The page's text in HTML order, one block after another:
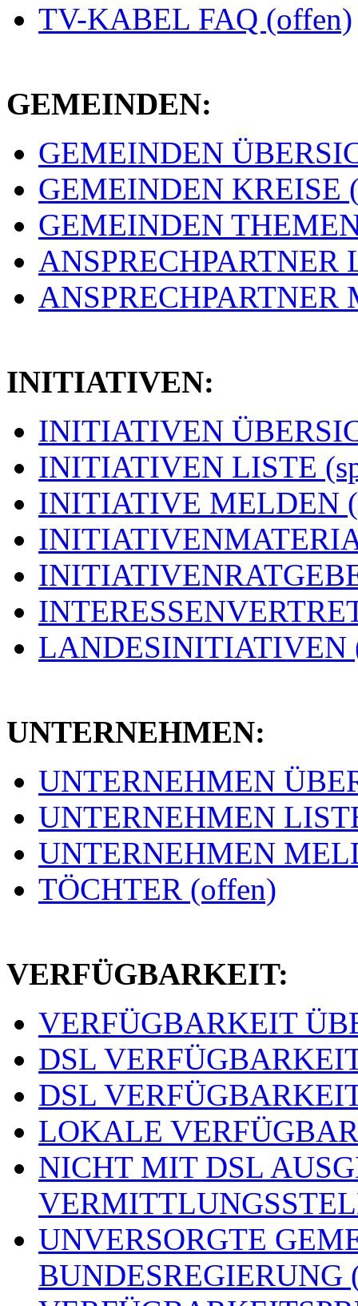
TV-KABEL FAQ (offen)
GEMEINDEN:
GEMEINDEN
GEMEINDEN KREISE
GEMEINDEN
ANSPRECHPARTNER
ANSPRECHPARTNER
INITIATIVEN:
INITIATIVEN
INITIATIVEN LISTE
INITIATIVE MELDEN
LANDESINITIATIVEN
UNTERNEHMEN:
UNTERNEHMEN
UNTERNEHMEN
UNTERNEHMEN
TÖCHTER (offen)
VERFÜGBARKEIT:
VERFÜGBARKEIT
DSL
DSL
LOKALE
NICHT MIT DSL
UNVERSORGTE
BUNDESREGIERUNG